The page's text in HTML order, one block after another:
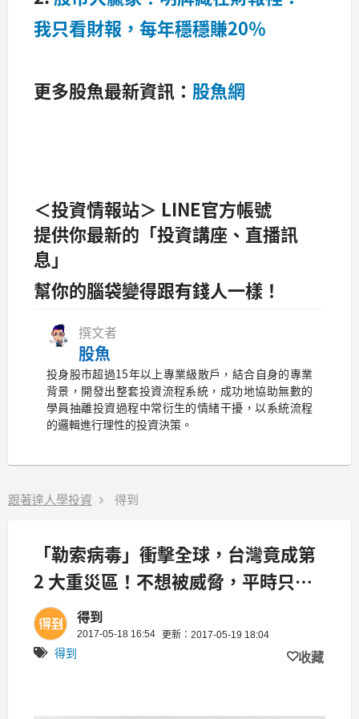
我只看財報，每年穩穩賺20％
更多股魚最新資訊： 股魚網
＜投資情報站＞ LINE官方帳號
提供你最新的「投資講座、直播訊
息」
幫你的腦袋變得跟有錢人一樣！
撰文者
股魚
投身股市超過15年以上專業級散戶，結合自身的專業
背景，開發出整套投資流程系統，成功地協助無數的
學員抽離投資過程中常衍生的情緒干擾，以系統流程
的邏輯進行理性的投資決策。
跟著達人學投資 得到
「勒索病毒」衝擊全球，台灣竟成第
2 大重災區！不想被威脅，平時只要
多做這 1 個動作...
得到
2017-05-18 16:54 更新：2017-05-19 18:04
得到 收藏